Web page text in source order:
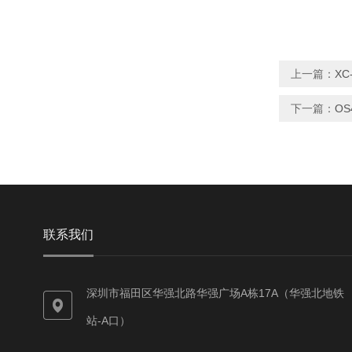
上一篇：
下一篇：
联系我们
深圳市福田区华强北路华强广场A栋17A（华强北地铁
站-A口）